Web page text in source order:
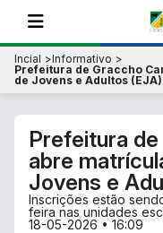
Incial
Informativo
Prefeitura de Graccho
de Jovens e Adultos (EJA)
Prefeitura
abre
Jovens e
Inscrições estão
feira nas unidades
18-05-2026 • 16:09